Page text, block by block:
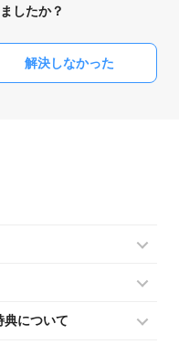
したか？
解決しなかった
典について